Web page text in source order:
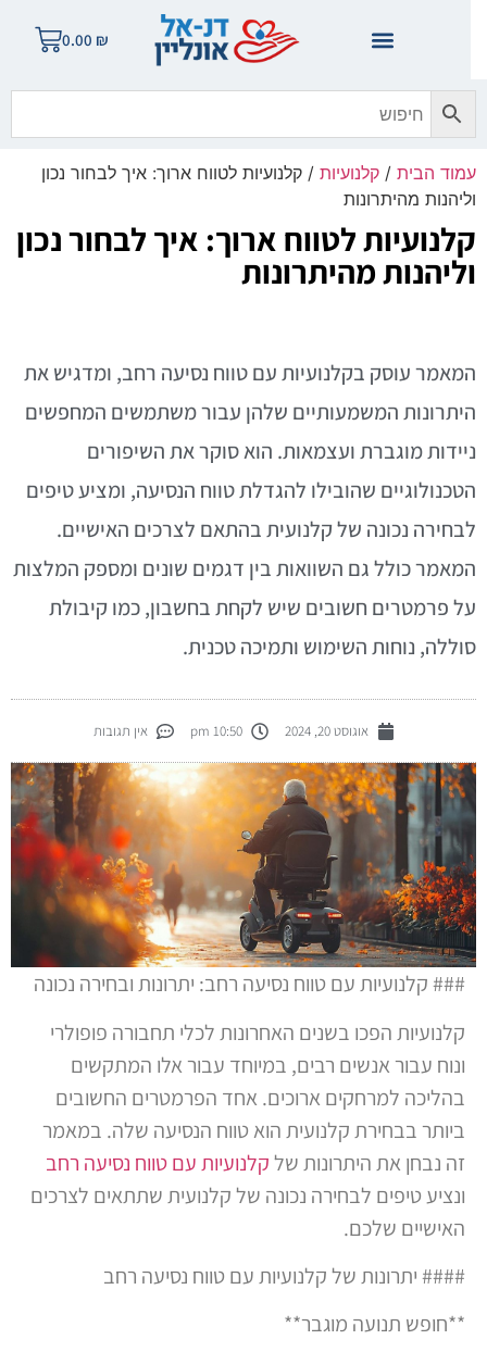
0.00
הבית/ קלנועיות/ קלנועיות לטווח ארוך: איך לבחור נכון
מהיתרונות
לטווח ארוך: איך לבחור נכון
מהיתרונות
עוסק בקלנועיות עם טווח נסיעה רחב, ומדגיש את
המשמעותיים שלהן עבור משתמשים המחפשים
מוגברת ועצמאות. הוא סוקר את השיפורים
שהובילו להגדלת טווח הנסיעה, ומציע טיפים
נכונה של קלנועית בהתאם לצרכים האישיים.
כולל גם השוואות בין דגמים שונים ומספק המלצות
פרמטרים חשובים שיש לקחת בחשבון, כמו קיבולת
נוחות השימוש ותמיכה טכנית.
אוגוסט 20, 2024 10:50 pm אין תגובות
### קלנועיות עם טווח נסיעה רחב: יתרונות ובחירה נכונה
קלנועיות הפכו בשנים האחרונות לכלי תחבורה פופולרי
ונוח עבור אנשים רבים, במיוחד עבור אלו המתקשים
בהליכה למרחקים ארוכים. אחד הפרמטרים החשובים
ביותר בבחירת קלנועית הוא טווח הנסיעה שלה. במאמר
זה נבחן את היתרונות שלקלנועיות עם טווח נסיעה רחב
ונציע טיפים לבחירה נכונה של קלנועית שתתאים לצרכים
האישיים שלכם.
#### יתרונות של קלנועיות עם טווח נסיעה רחב
**חופש תנועה מוגבר**